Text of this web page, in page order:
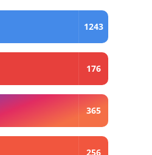
1243
176
365
256